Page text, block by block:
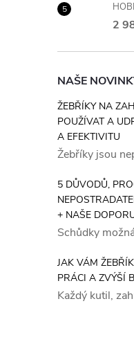
2
NAŠE
ŽEBŘÍKY NA
POUŽÍVAT A
A EFEKTIVITU
Žebříky jsou
5 DŮVODŮ,
+ NAŠE
Schůdky
JAK VÁM
PRÁCI A ZVÝŠÍ
Každý kutil,